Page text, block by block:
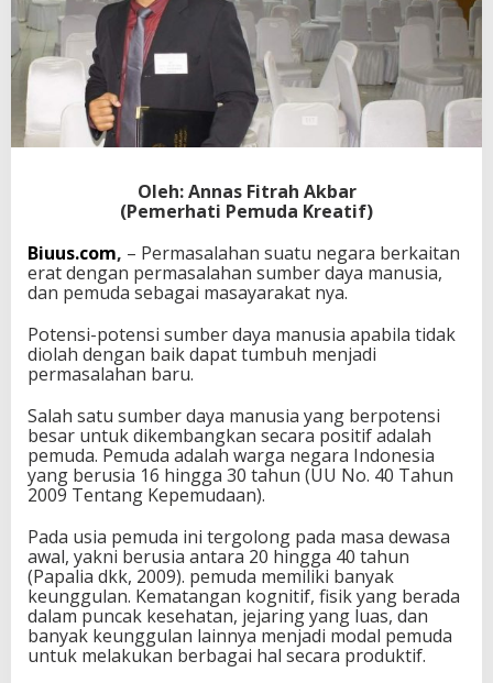
s
P
m
u
d
:
R
v
i
s
i
U
U
K
e
e
m
u
d
a
n
d
a
n
A
n
g
Oleh: Annas Fitrah Akbar
(Pemerhati Pemuda Kreatif)
Biuus.com, – Permasalahan suatu negara berkaitan
erat dengan permasalahan sumber daya manusia,
dan pemuda sebagai masayarakat nya.
Potensi-potensi sumber daya manusia apabila tidak
diolah dengan baik dapat tumbuh menjadi
permasalahan baru.
Salah satu sumber daya manusia yang berpotensi
besar untuk dikembangkan secara positif adalah
pemuda. Pemuda adalah warga negara Indonesia
yang berusia 16 hingga 30 tahun (UU No. 40 Tahun
2009 Tentang Kepemudaan).
Pada usia pemuda ini tergolong pada masa dewasa
awal, yakni berusia antara 20 hingga 40 tahun
(Papalia dkk, 2009). pemuda memiliki banyak
keunggulan. Kematangan kognitif, fisik yang berada
dalam puncak kesehatan, jejaring yang luas, dan
banyak keunggulan lainnya menjadi modal pemuda
untuk melakukan berbagai hal secara produktif.